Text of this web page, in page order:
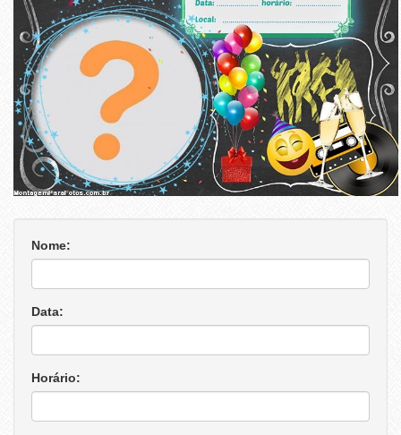
Nome:
Data:
Horário: